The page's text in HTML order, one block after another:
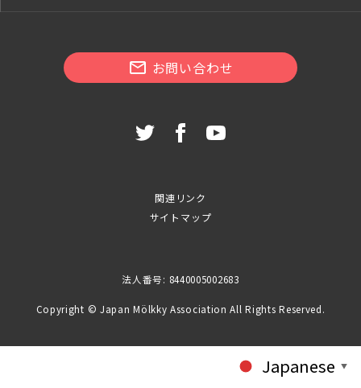
お問い合わせ
関連リンク
サイトマップ
法人番号: 8440005002683
Copyright © Japan Mölkky Association All Rights Reserved.
Japanese ▼